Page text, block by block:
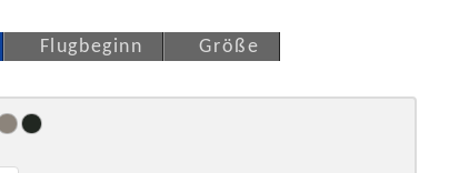
Flugbeginn Größe